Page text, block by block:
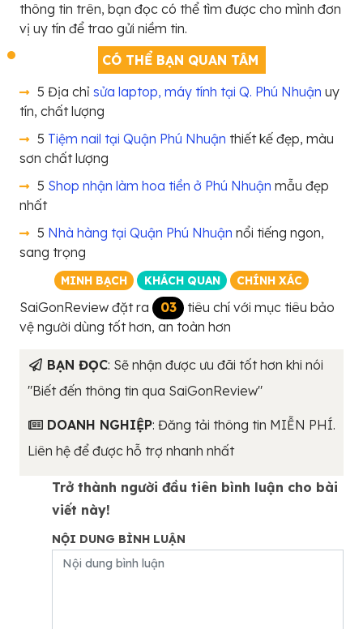
thông tin trên, bạn đọc có thể tìm được cho mình đơn
vị uy tín để trao gửi niềm tin.
CÓ THỂ BẠN QUAN TÂM
5 Địa chỉ sửa laptop, máy tính tại Q. Phú Nhuận uy
tín, chất lượng
5 Tiệm nail tại Quận Phú Nhuận thiết kế đẹp, màu
sơn chất lượng
5 Shop nhận làm hoa tiền ở Phú Nhuận mẫu đẹp
nhất
5 Nhà hàng tại Quận Phú Nhuận nổi tiếng ngon,
sang trọng
MINH BẠCH KHÁCH QUAN CHÍNH XÁC
SaiGonReview đặt ra 03
tiêu chí với mục tiêu bảo
vệ người dùng tốt hơn, an toàn hơn
BẠN ĐỌC: Sẽ nhận được ưu đãi tốt hơn khi nói
"Biết đến thông tin qua SaiGonReview"
DOANH NGHIỆP: Đăng tải thông tin MIỄN PHÍ.
Liên hệ để được hỗ trợ nhanh nhất
Trở thành người đầu tiên bình luận cho bài
viết này!
NỘI DUNG BÌNH LUẬN